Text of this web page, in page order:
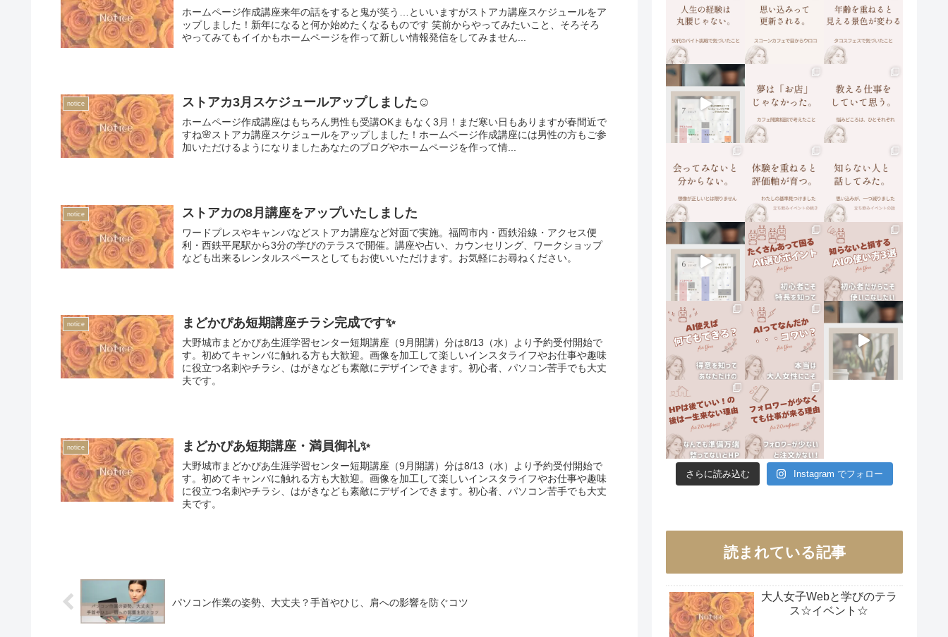
ホームページ作成講座来年の話をすると鬼が笑う…といいますがストアカ講座スケジュールをア
ップしました！新年になると何か始めたくなるものです 笑前からやってみたいこと、そろそろ
やってみてもイイかもホームページを作って新しい情報発信をしてみません...
notice ストアカ3月スケジュールアップしました☺
ホームページ作成講座はもちろん男性も受講OKまもなく3月！まだ寒い日もありますが春間近で
すね🌸ストアカ講座スケジュールをアップしました！ホームページ作成講座には男性の方もご参
加いただけるようになりましたあなたのブログやホームページを作って情...
notice ストアカの8月講座をアップいたしました
ワードプレスやキャンバなどストアカ講座など対面で実施。福岡市内・西鉄沿線・アクセス便
利・西鉄平尾駅から3分の学びのテラスで開催。講座や占い、カウンセリング、ワークショップ
なども出来るレンタルスペースとしてもお使いいただけます。お気軽にお尋ねください。
notice まどかぴあ短期講座チラシ完成です✨
大野城市まどかぴあ生涯学習センター短期講座（9月開講）分は8/13（水）より予約受付開始で
す。初めてキャンバに触れる方も大歓迎。画像を加工して楽しいインスタライフやお仕事や趣味
に役立つ名刺やチラシ、はがきなども素敵にデザインできます。初心者、パソコン苦手でも大丈
夫です。
notice まどかぴあ短期講座・満員御礼✨
大野城市まどかぴあ生涯学習センター短期講座（9月開講）分は8/13（水）より予約受付開始で
す。初めてキャンバに触れる方も大歓迎。画像を加工して楽しいインスタライフやお仕事や趣味
に役立つ名刺やチラシ、はがきなども素敵にデザインできます。初心者、パソコン苦手でも大丈
夫です。
パソコン作業の姿勢、大丈夫？手首やひじ、肩への影響を防ぐコツ
さらに読み込む Instagram でフォロー
読まれている記事
大人女子Webと学びのテラ
ス☆イベント☆